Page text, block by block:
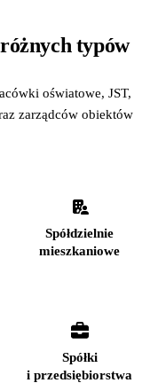
typów
oświatowe, JST,
zarządców obiektów
Spółdzielnie
mieszkaniowe
Spółki
i przedsiębiorstwa